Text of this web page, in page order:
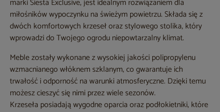
marki Siesta Exclusive, jest idealnym rozwiązaniem dla
miłośników wypoczynku na świeżym powietrzu. Składa się z
dwóch komfortowych krzeseł oraz stylowego stolika, który
wprowadzi do Twojego ogrodu niepowtarzalny klimat.
Meble zostały wykonane z wysokiej jakości polipropylenu
wzmacnianego włóknem szklanym, co gwarantuje ich
trwałość i odporność na warunki atmosferyczne. Dzięki temu
możesz cieszyć się nimi przez wiele sezonów.
Krzeseła posiadają wygodne oparcia oraz podłokietniki, które